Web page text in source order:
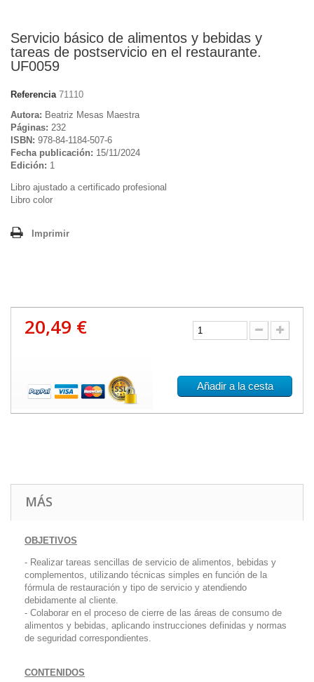
Servicio básico de alimentos y bebidas y
tareas de postservicio en el restaurante.
UF0059
Referencia 71110
Autora: Beatriz Mesas Maestra
Páginas: 232
ISBN: 978-84-1184-507-6
Fecha publicación: 15/11/2024
Edición: 1
Libro ajustado a certificado profesional
Libro color
Imprimir
20,49 €
Añadir a la cesta
MÁS
OBJETIVOS
- Realizar tareas sencillas de servicio de alimentos, bebidas y
complementos, utilizando técnicas simples en función de la
fórmula de restauración y tipo de servicio y atendiendo
debidamente al cliente.
- Colaborar en el proceso de cierre de las áreas de consumo de
alimentos y bebidas, aplicando instrucciones definidas y normas
de seguridad correspondientes.
CONTENIDOS